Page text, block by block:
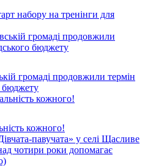
набору на тренінги для
громаді продовжили термін
бюджету
кожного!